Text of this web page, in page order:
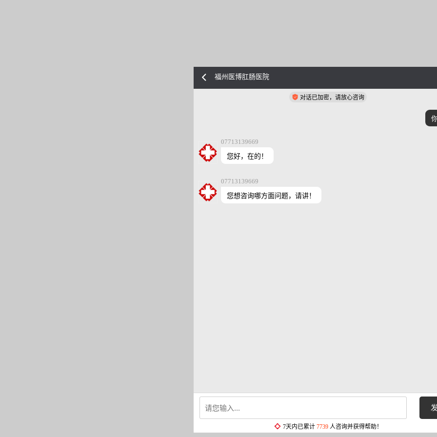
福州医博肛肠医院
对话已加密，请放心咨询
07713139669
您好，在的！
07713139669
您想咨询哪方面问题，请讲！
7天内已累计 7739人咨询并获得帮助！